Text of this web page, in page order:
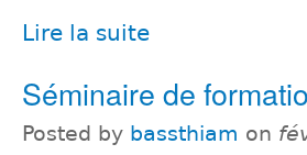
Lire la suite
Séminaire de
Posted by bassthiam on